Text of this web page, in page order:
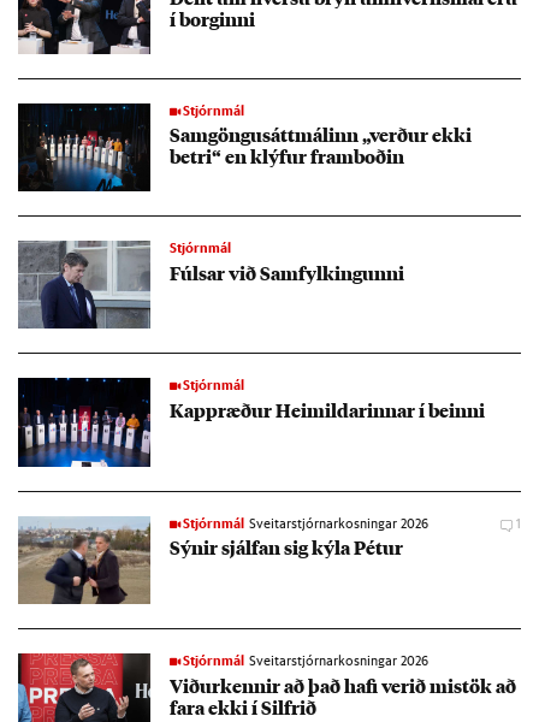
í borg­inni
Stjórnmál
Sam­göngusátt­mál­inn „verð­ur ekki
betri“ en klýf­ur fram­boð­in
Stjórnmál
Fúls­ar við Sam­fylk­ing­unni
Stjórnmál
Kapp­ræð­ur Heim­ild­ar­inn­ar í beinni
Stjórnmál Sveitarstjórnarkosningar 2026 1
Sýn­ir sjálf­an sig kýla Pét­ur
Stjórnmál Sveitarstjórnarkosningar 2026
Við­ur­kenn­ir að það hafi ver­ið mis­tök að
fara ekki í Silfr­ið